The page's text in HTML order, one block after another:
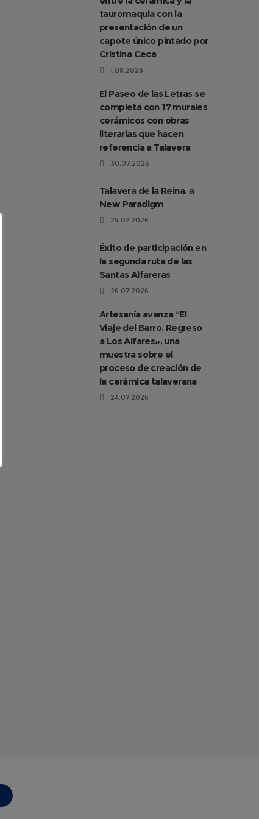
tauromaquia con la
presentación de un
capote único pintado por
Cristina Ceca
1.08.2026
El Paseo de las Letras se
completa con 17 murales
cerámicos con obras
literarias que hacen
referencia a Talavera
30.07.2026
Talavera de la Reina, a
New Paradigm
29.07.2026
Éxito de participación en
la segunda ruta de las
Santas Alfareras
26.07.2026
Artesanía avanza “El
Viaje del Barro. Regreso
a Los Alfares», una
muestra sobre el
proceso de creación de
la cerámica talaverana
24.07.2026